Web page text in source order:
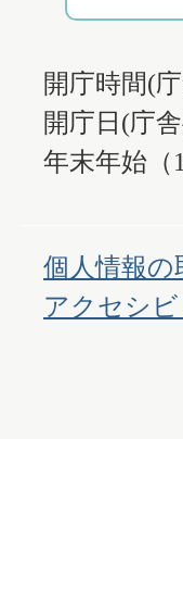
開庁時間(
開庁日(庁
年末年始（
個人情報の
アクセシ